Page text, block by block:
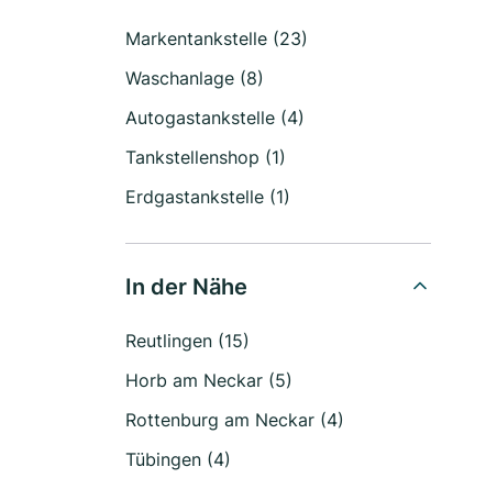
Markentankstelle (23)
Waschanlage (8)
Autogastankstelle (4)
Tankstellenshop (1)
Erdgastankstelle (1)
In der Nähe
Reutlingen (15)
Horb am Neckar (5)
Rottenburg am Neckar (4)
Tübingen (4)